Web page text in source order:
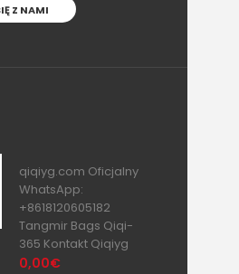
Z NAMI
qiqiyg.com Oficjalny
WhatsApp:
+8618120605182
Tangmir Bags Qiqi-
365 Kontakt Qiqiyg
0,00€